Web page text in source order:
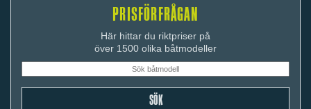
PRISFÖRFRÅGAN
Här hittar du riktpriser på
över 1500 olika båtmodeller